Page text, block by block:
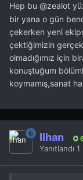
Hep bu @zealot
bir yana o gün
çekerken yeni
çektiğimizin
olmadığımız için
konuştuğum
koymamış,sanat
İlhan
Yanıtlandı 1